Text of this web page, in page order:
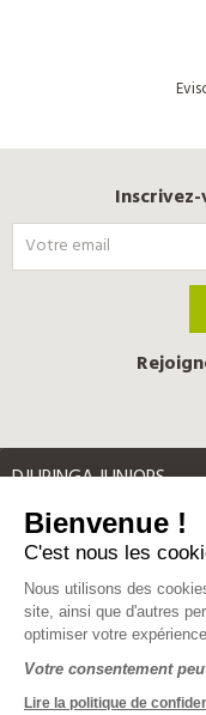
DJURINGA JUNIORS
INFORMATIONS
Label Qualité
Bienvenue !
C'est nous les
Nous utilisons des
site, ainsi que d'autres
optimiser votre
Votre consentement
Lire la politique de